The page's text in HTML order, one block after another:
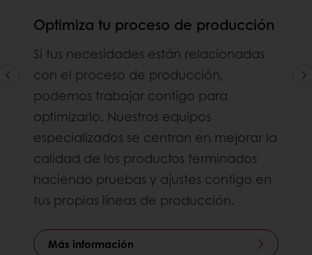
Optimiza tu proceso de producción
Si tus necesidades están relacionadas
con el proceso de producción,
podemos trabajar contigo para
optimizarlo. Nuestros equipos
especializados se centran en mejorar la
calidad de los productos terminados
haciendo pruebas y ajustes contigo en
tus propias líneas de producción.
Más información